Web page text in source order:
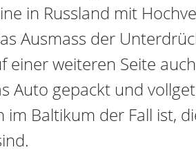
in Russland mit
Ausmass der
einer weiteren Seite
Auto gepackt und
im Baltikum der Fall ist,